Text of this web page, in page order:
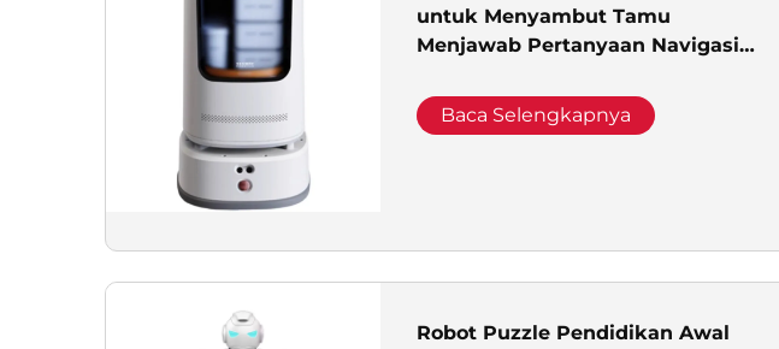
untuk Menyambut Tamu
Menjawab Pertanyaan Navigasi
Komersial
Baca Selengkapnya
Robot Puzzle Pendidikan Awal